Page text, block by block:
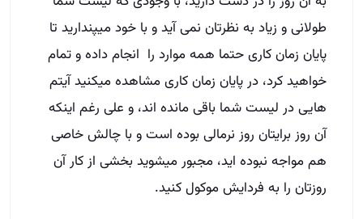
طولانی و زیاد به نظرتان نمی آید و با خود میپندارید تا
پایان زمان کاری حتما همه موارد را انجام داده و تمام
خواهید کرد، در پایان زمان کاری مشاهده میکنید آیتم
هایی در لیست شما باقی مانده اند، و علی رغم اینکه
آن روز برایتان روز نرمالی بوده است و با چالش خاصی
هم مواجه نبوده اید، مجبور میشوید بخشی از کار آن
روزتان را به فردایش موکول کنید.